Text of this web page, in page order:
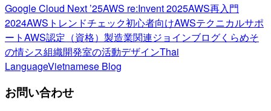
Google Cloud Next ’25AWS re:Invent 2025AWS再入門
2024AWSトレンドチェック初心者向けAWSテクニカルサポ
ートAWS認定（資格） 製造業関連ジョインブログくらめそ
の情シス組織開発室の活動デザインThai
LanguageVietnamese Blog
お問い合わせ